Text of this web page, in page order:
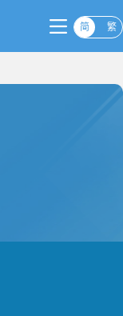
简 繁